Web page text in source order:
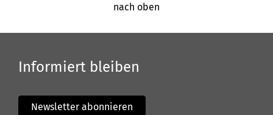
nach oben
Informiert bleiben
Newsletter abonnieren